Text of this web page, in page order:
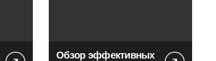
Обзор эффективных